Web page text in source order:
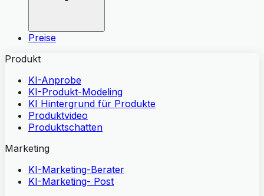
Preise
Produkt
KI-Anprobe
KI-Produkt-Modeling
KI Hintergrund für Produkte
Produktvideo
Produktschatten
Marketing
KI-Marketing-Berater
KI-Marketing- Post